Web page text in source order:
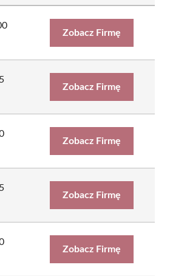
Zobacz Firmę
Zobacz Firmę
Zobacz Firmę
Zobacz Firmę
Zobacz Firmę